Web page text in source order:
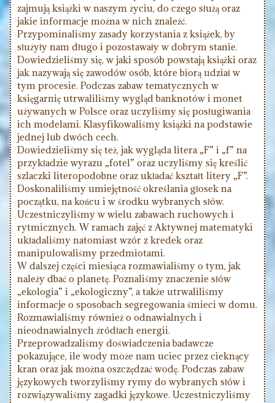
zajmują książki w naszym życiu, do czego służą oraz
jakie informacje można w nich znaleźć.
Przypominaliśmy zasady korzystania z książek, by
służyły nam długo i pozostawały w dobrym stanie.
Dowiedzieliśmy się, w jaki sposób powstają książki oraz
jak nazywają się zawodów osób, które biorą udział w
tym procesie. Podczas zabaw tematycznych w
księgarnię utrwaliliśmy wygląd banknotów i monet
używanych w Polsce oraz uczyliśmy się posługiwania
ich modelami. Klasyfikowaliśmy książki na podstawie
jednej lub dwóch cech.
Dowiedzieliśmy się też, jak wygląda litera „F” i „f” na
przykładzie wyrazu „fotel” oraz uczyliśmy się kreślić
szlaczki literopodobne oraz układać kształt litery „F”.
Doskonaliliśmy umiejętność określania głosek na
początku, na końcu i w środku wybranych słów.
Uczestniczyliśmy w wielu zabawach ruchowych i
rytmicznych. W ramach zajęć z Aktywnej matematyki
układaliśmy natomiast wzór z kredek oraz
manipulowaliśmy przedmiotami.
W dalszej części miesiąca rozmawialiśmy o tym, jak
należy dbać o planetę. Poznaliśmy znaczenie słów
„ekologia” i „ekologiczny”, a także utrwaliliśmy
informacje o sposobach segregowania śmieci w domu.
Rozmawialiśmy również o odnawialnych i
nieodnawialnych źródłach energii.
Przeprowadzaliśmy doświadczenia badawcze
pokazujące, ile wody może nam uciec przez cieknący
kran oraz jak można oszczędzać wodę. Podczas zabaw
językowych tworzyliśmy rymy do wybranych słów i
rozwiązywaliśmy zagadki językowe. Uczestniczyliśmy